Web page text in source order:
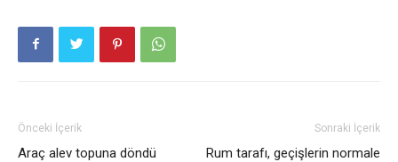
Önceki İçerik
Araç alev topuna döndü
Sonraki İçerik
Rum tarafı, geçişlerin normale